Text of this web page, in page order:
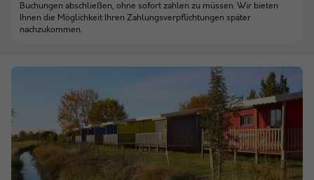
Buchungen abschließen, ohne sofort zahlen zu müssen. Wir bieten
Ihnen die Möglichkeit Ihren Zahlungsverpflichtungen später
nachzukommen.